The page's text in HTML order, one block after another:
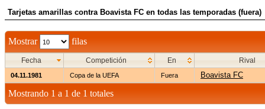
Tarjetas amarillas contra Boavista FC en todas las temporadas (fuera)
Mostrar filas
Fecha Competición En Rival
04.11.1981 Copa de la UEFA Fuera Boavista FC
Mostrando 1 a 1 de 1 totales